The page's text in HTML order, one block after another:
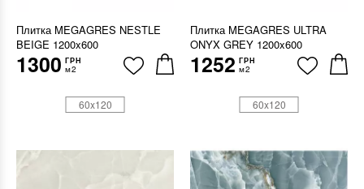
Плитка MEGAGRES NESTLE
BEIGE 1200x600
1300 ГРН
м2
Плитка MEGAGRES ULTRA
ONYX GREY 1200x600
1252 ГРН
м2
60x120 60x120